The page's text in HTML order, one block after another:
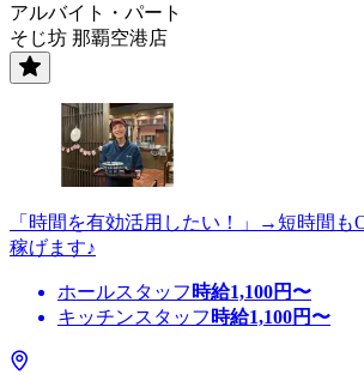
アルバイト・パート
そじ坊 那覇空港店
「時間を有効活用したい！」→短時間も
稼げます♪
ホールスタッフ 時給1,100円〜
キッチンスタッフ 時給1,100円〜